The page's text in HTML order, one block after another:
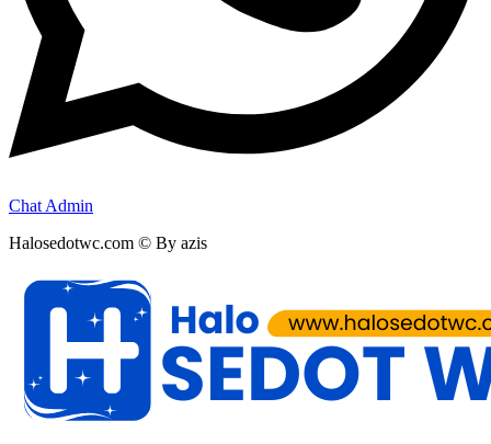
Chat Admin
Halosedotwc.com © By azis